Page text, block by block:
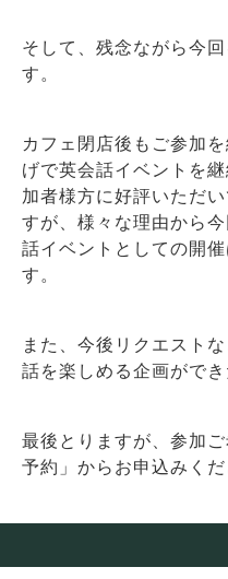
そして、残念ながら今
す。
カフェ閉店後もご参加
げで英会話イベントを
加者様方に好評いただ
すが、様々な理由から
話イベントとしての開
す。
また、今後リクエスト
話を楽しめる企画がで
最後とりますが、参加
予約」からお申込みくだ